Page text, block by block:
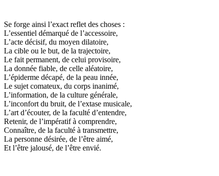
Se forge ainsi l’exact reflet des choses :
L’essentiel démarqué de l’accessoire,
L’acte décisif, du moyen dilatoire,
La cible ou le but, de la trajectoire,
Le fait permanent, de celui provisoire,
La donnée fiable, de celle aléatoire,
L’épiderme décapé, de la peau innée,
Le sujet comateux, du corps inanimé,
L’information, de la culture générale,
L’inconfort du bruit, de l’extase musicale,
L’art d’écouter, de la faculté d’entendre,
Retenir, de l’impératif à comprendre,
Connaître, de la faculté à transmettre,
La personne désirée, de l’être aimé,
Et l’être jalousé, de l’être envié.